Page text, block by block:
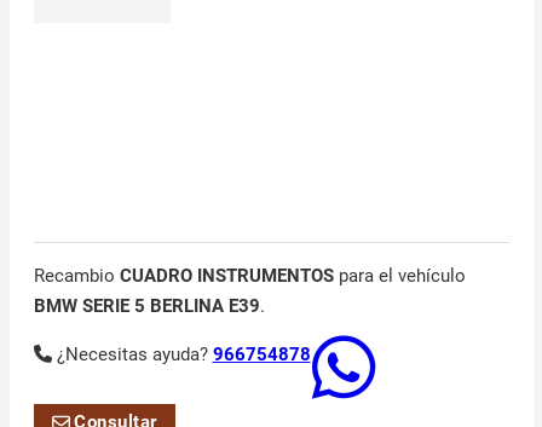
Recambio CUADRO INSTRUMENTOSpara el vehículo
BMW SERIE 5 BERLINA E39.
¿Necesitas ayuda? 966754878
Consultar